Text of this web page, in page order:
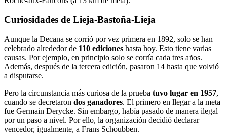
Curiosidades de Lieja-Bastoña-Lieja
Aunque la Decana se corrió por vez primera en 1892, solo se han
celebrado alrededor de 110 ediciones hasta hoy. Esto tiene varias
causas. Por ejemplo, en principio solo se corría cada tres años.
Además, después de la tercera edición, pasaron 14 hasta que volvió
a disputarse.
Pero la circunstancia más curiosa de la prueba tuvo lugar en 1957,
cuando se decretaron dos ganadores. El primero en llegar a la meta
fue Germain Derycke. Sin embargo, había pasado de manera ilegal
por un paso a nivel. Por ello, la organización decidió declarar
vencedor, igualmente, a Frans Schoubben.